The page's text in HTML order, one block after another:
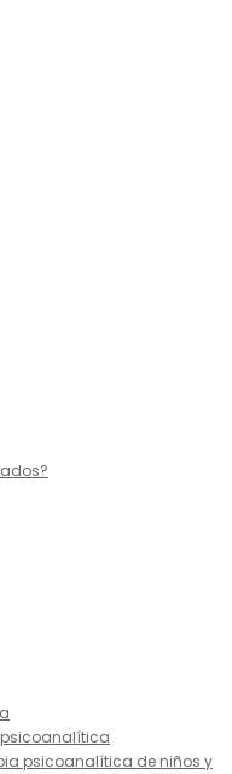
psicoanalítica de niños y